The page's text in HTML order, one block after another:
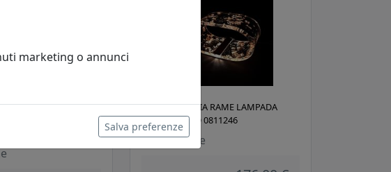
WAVE DISEGNO
FUTURE FOGLIA RAME LAMPADA
PICCOLA, COD 0811246
Vesta Home
marketing o annunci
Salva preferenze